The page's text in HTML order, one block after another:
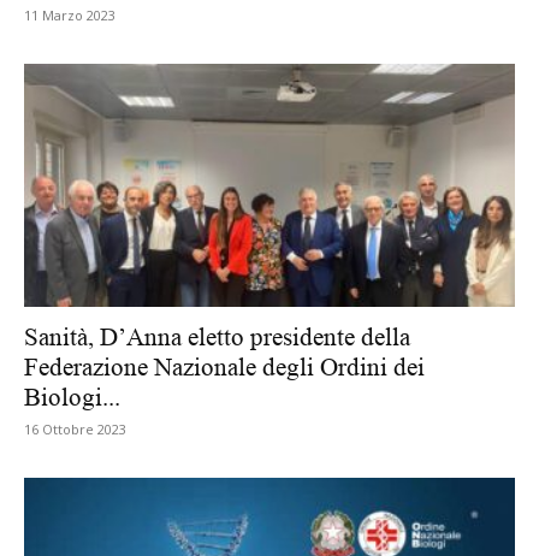
11 Marzo 2023
Sanità, D’Anna eletto presidente della
Federazione Nazionale degli Ordini dei
Biologi...
16 Ottobre 2023